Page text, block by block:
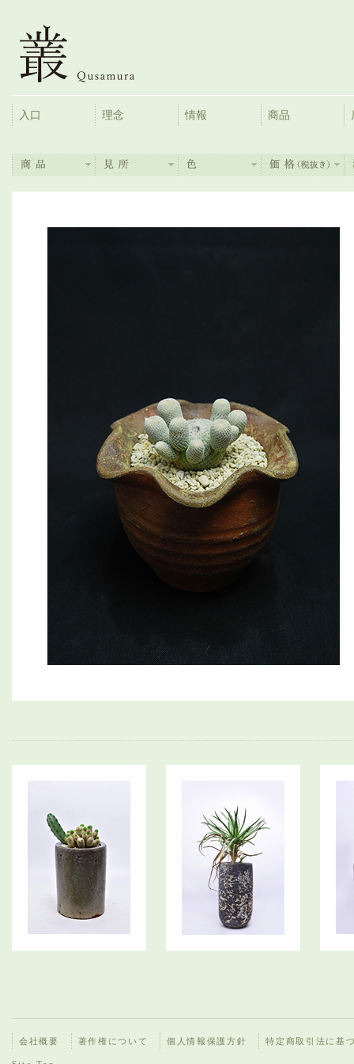
入口 理念 情報 商品
会社概要 著作権について 個人情報保護方針 特定商取引法に基